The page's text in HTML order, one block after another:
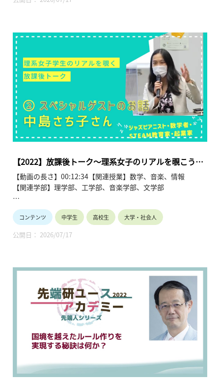
て、自身の経験を「放課後のおしゃべり」のようなリラックス
に惹かれた」といった直感や目的意識を重視したエピソードが
紹介され、大学入学後でも専門の変更や学び直しが可能である
という柔軟な視点が提示されています。気になる女子比率につ
いては、物理系などでは少ない実態を認めつつも、学習や議論
において性別による不利益はなく、むしろ少人数ゆえの強い絆
や団結力が生まれるといったポジティブな側面が語られていま
す。また、大学生活はサークルやインターンなど「自分次第」
でカスタマイズできる自由度があり、海外留学を通じた価値観
の変容や、若いうちに異文化へ飛び込む意義についても詳しく
触れられています。進路面では、理系特有の論理的思考力がコ
さらに研究を極めたい人向けの博士課程における経済的支援制
度（学振など）の充実についても解説されており、将来への不
安を解消し理系への関心を深めるのに最適な内容となっていま
す。
【2022】放課後トーク～理系女子のリアルを覗こう～
第２弾②スペシャルゲスト 中島さち子さん
【動画の長さ】00:12:34【関連授業】数学、音楽、情報
【関連学部】理学部、工学部、音楽学部、文学部
講師：中島さち子（数学者、音楽家、STEAMプロデューサー）
数学者でありジャズピアニスト、さらに大阪・関西万博のプロ
デューサーも務める中島さち子氏が、自身の「越境」し続ける
リンピックでの経験を原点としつつも、小説や哲学などの文系
的素養が数学や音楽の理解と深く共鳴していることを指摘。一
つの正解を求める従来の学習スタイルから脱却し、自ら「問い
を立てる」ことや、自分の「好き」を形にするワクワク感を追
求する姿勢を強調しています。また、ニューヨークでのメディ
アアート研究や最新テクノロジーを活用した表現活動を紹介。
性別や年齢、専門性の境界を超えて誰もが「表現者」になれる
「創造性の民主化」の時代において、特定の職業を早期に決め
ることよりも、五感を使って多様な世界を体験し、発信者にな
ることの大切さを説いています。さらに、STEAM教育の実践例
コンテンツ 中学生 高校生 大学・社会人
公開日： 2026/07/17